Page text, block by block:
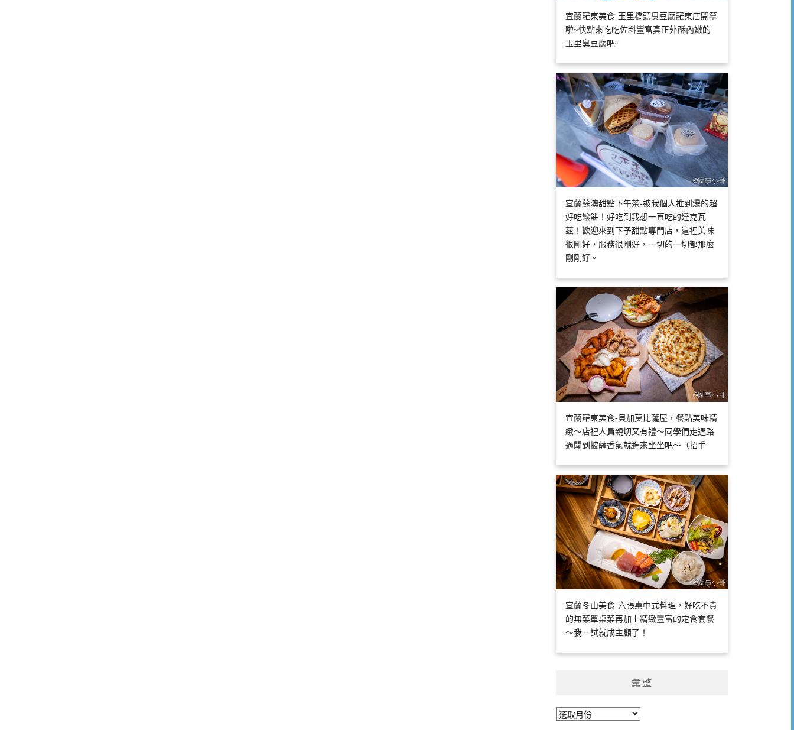
宜蘭羅東美食-玉里橋頭臭豆腐羅東店開幕
啦~快點來吃吃佐料豐富真正外酥內嫩的
玉里臭豆腐吧~
宜蘭蘇澳甜點下午茶-被我個人推到爆的超
好吃鬆餅！好吃到我想一直吃的達克瓦
茲！歡迎來到下予甜點專門店，這裡美味
很剛好，服務很剛好，一切的一切都那麼
剛剛好。
宜蘭羅東美食-貝加莫比薩屋，餐點美味精
緻～店裡人員親切又有禮～同學們走過路
過聞到披薩香氣就進來坐坐吧～（招手
宜蘭冬山美食-六張桌中式料理，好吃不貴
的無菜單桌菜再加上精緻豐富的定食套餐
～我一試就成主顧了！
彙整
彙